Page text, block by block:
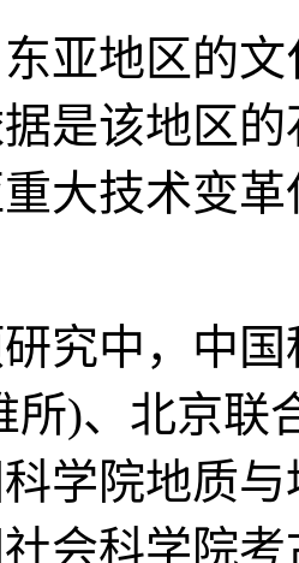
地区的文
是该地区
大技术变
中，中国
所)、北京联
学院地质
会科学院